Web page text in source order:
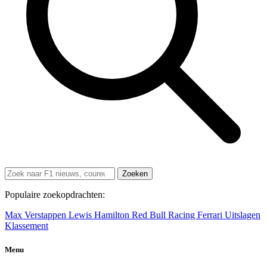
Zoeken
Populaire zoekopdrachten:
Max Verstappen Lewis Hamilton Red Bull Racing Ferrari Uitslagen
Klassement
Menu